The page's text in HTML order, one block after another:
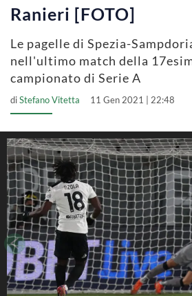
Ranieri [FOTO]
Le pagelle di Spezia-
nell'ultimo match della
campionato di Serie A
diStefano Vitetta 11 Gen 2021 | 22:48